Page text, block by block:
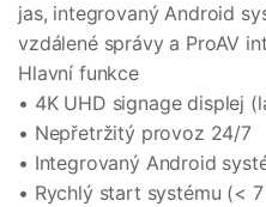
jas, integrovaný Android
vzdálené správy a ProAV
Hlavní funkce
• 4K UHD signage displej
• Nepřetržitý provoz 24/7
• Integrovaný Android
• Rychlý start systému (< 7